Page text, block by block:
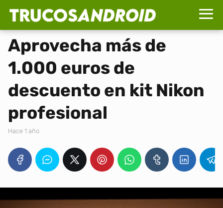
Aprovecha más de
1.000 euros de
descuento en kit Nikon
profesional
hace 1 año